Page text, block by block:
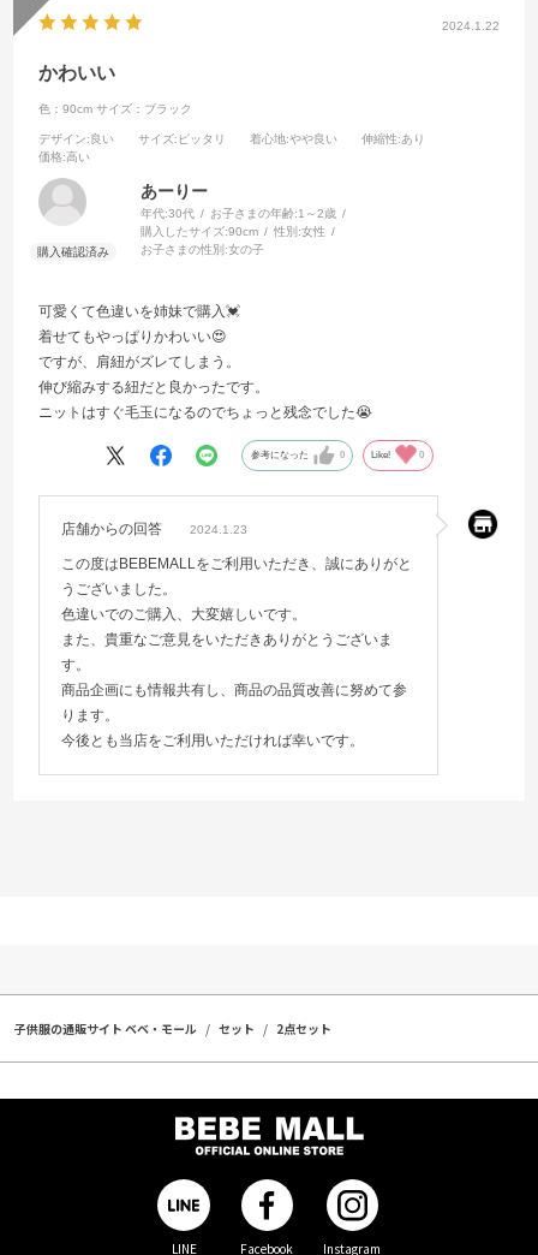
2024.1.22
かわいい
色：90cm サイズ：ブラック
デザイン:良い サイズ:ピッタリ 着心地:やや良い 伸縮性:あり
価格:高い
あーりー
年代:30代 お子さまの年齢:1～2歳
購入したサイズ:90cm 性別:女性
お子さまの性別:女の子
可愛くて色違いを姉妹で購入💓
着せてもやっぱりかわいい😍
ですが、肩紐がズレてしまう。
伸び縮みする紐だと良かったです。
ニットはすぐ毛玉になるのでちょっと残念でした😭
参考になった 0 Like! 0
店舗からの回答 2024.1.23
この度はBEBEMALLをご利用いただき、誠にありがと
うございました。
色違いでのご購入、大変嬉しいです。
また、貴重なご意見をいただきありがとうございま
す。
商品企画にも情報共有し、商品の品質改善に努めて参
ります。
今後とも当店をご利用いただければ幸いです。
子供服の通販サイト ベベ・モール セット 2点セット
LINE Facebook Instagram